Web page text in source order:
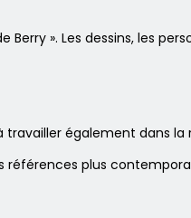
». Les dessins, les
travailler également dans la
références plus